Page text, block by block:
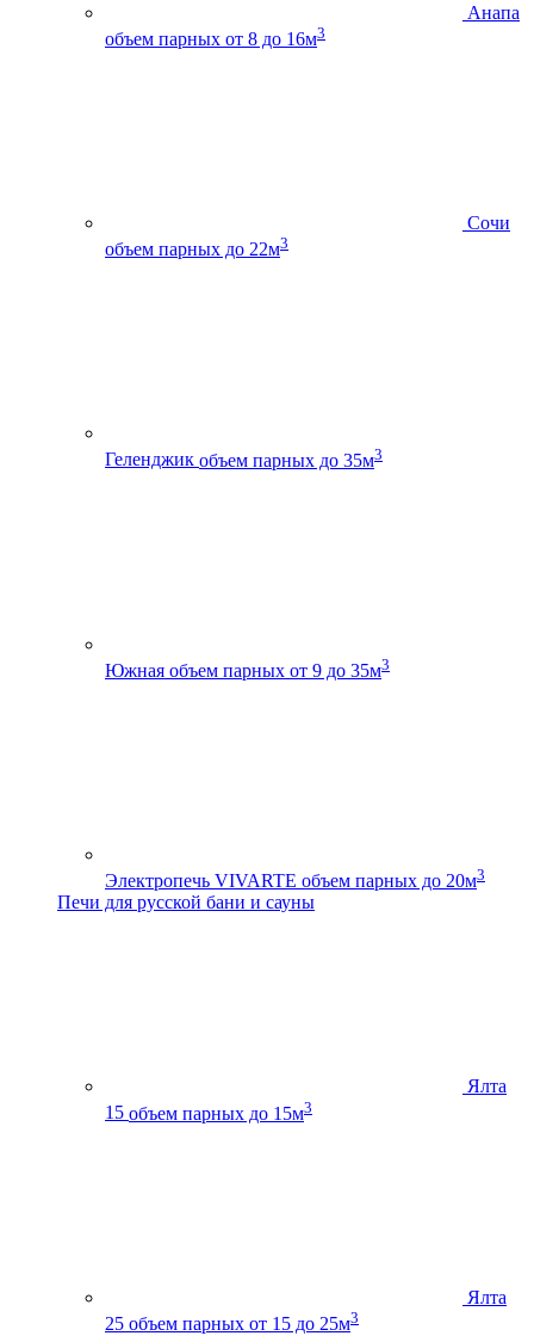
Анапа
объем парных от 8 до 16м3
Сочи
объем парных до 22м3
Геленджик объем парных до 35м3
Южная объем парных от 9 до 35м3
Электропечь VIVARTE объем парных до 20м3
Печи для русской бани и сауны
Ялта
15 объем парных до 15м3
Ялта
25 объем парных от 15 до 25м3